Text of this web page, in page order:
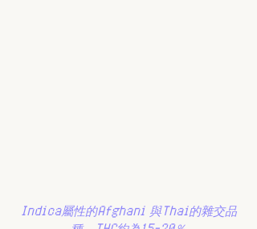
Indica屬性的Afghani 與Thai的雜交品